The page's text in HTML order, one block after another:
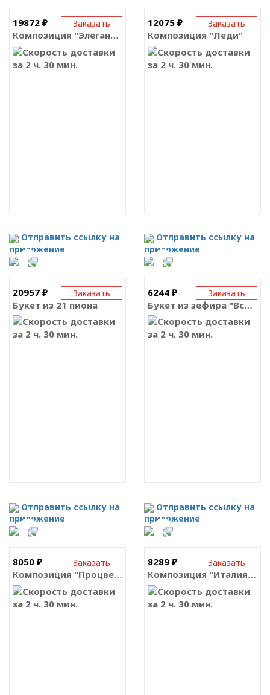
Заказать
12075 ₽
Композиция "Леди"
за 2 ч. 30 мин.
Отправить ссылку на
приложение
Заказать
19872 ₽
Композиция "Элегантность"
за 2 ч. 30 мин.
Отправить ссылку на
приложение
Заказать
6244 ₽
Букет из зефира "Всё в шоколаде"
за 2 ч. 30 мин.
Отправить ссылку на
приложение
Заказать
20957 ₽
Букет из 21 пиона
за 2 ч. 30 мин.
Отправить ссылку на
приложение
Заказать
8289 ₽
Композиция "Италия" безалкогольная
за 2 ч. 30 мин.
Заказать
8050 ₽
Композиция "Процветание"
за 2 ч. 30 мин.